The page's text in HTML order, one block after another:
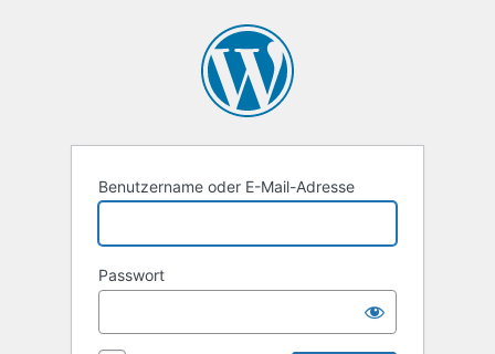
Benutzername oder E-Mail-Adresse
Passwort